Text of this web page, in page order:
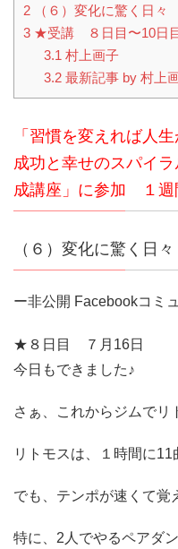
2 （６）変化に驚く日
3 ★受講 ８日目〜10日
3.1 村上画子
3.2最新記事 by 村上
「習慣を変えれば人
成功と幸せのスパイ
成講座」に参加 １
（６）変化に驚く日
ー非公開 Facebookコミ
★８日目 ７月16日
今日もできました♪
さぁ、これからジムでリ
リトモスは、１時間に11
でも、テンポが速くて覚
特に、2人でやるペアダ